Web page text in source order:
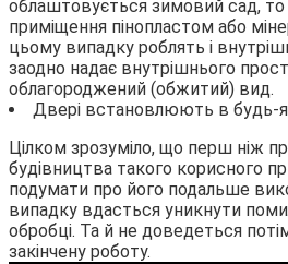
облаштовується зимовий сад,
приміщення пінопластом або
цьому випадку роблять і
заодно надає внутрішнього
облагороджений (обжитий) вид.
Двері встановлюють в будь-
Цілком зрозуміло, що перш ніж
будівництва такого корисного
подумати про його подальше
випадку вдасться уникнути
обробці. Та й не доведеться
закінчену роботу.